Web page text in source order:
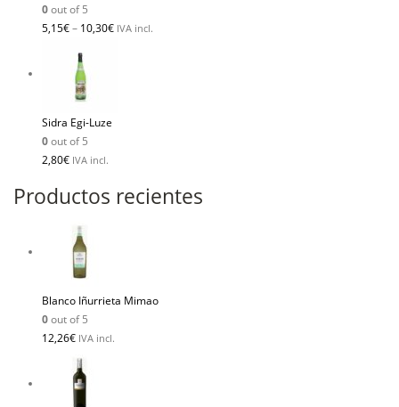
0out of 5
5,15€– 10,30€ IVA incl.
Sidra Egi-Luze
0out of 5
2,80€ IVA incl.
Productos recientes
Blanco Iñurrieta Mimao
0out of 5
12,26€ IVA incl.